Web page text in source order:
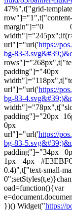
47%",t["grid-
margin"]="0
url"]="url('https://
bg-83-
padding"]="40px
url"]="url('https://
bg-83-
padding"]="20px
0px
url"]="url('https://
bg-83-
padding"]="34px
1px 4px
0.4)",t["text-small-
oad=function(){var
})() Widget("https://